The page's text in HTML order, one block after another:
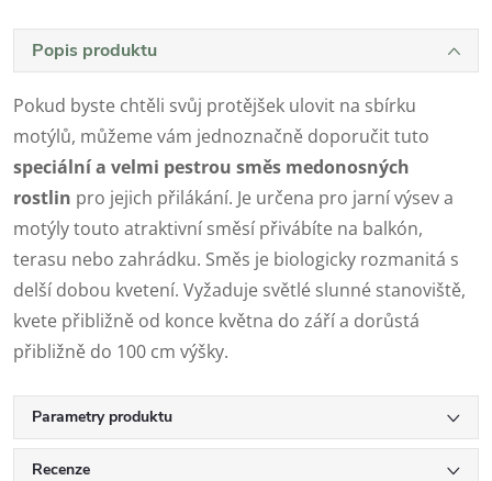
Popis produktu
Pokud byste chtěli svůj protějšek ulovit na sbírku
motýlů, můžeme vám jednoznačně doporučit tuto
speciální a velmi pestrou směs medonosných
rostlin pro jejich přilákání. Je určena pro jarní výsev a
motýly touto atraktivní směsí přivábíte na balkón,
terasu nebo zahrádku. Směs je biologicky rozmanitá s
delší dobou kvetení. Vyžaduje světlé slunné stanoviště,
kvete přibližně od konce května do září a dorůstá
přibližně do 100 cm výšky.
Parametry produktu
Recenze